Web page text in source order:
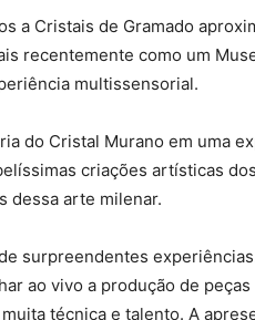
a Cristais de Gramado
recentemente como um
multissensorial.
do Cristal Murano em uma
criações artísticas
dessa arte milenar.
surpreendentes
ao vivo a produção de peças
técnica e talento. A